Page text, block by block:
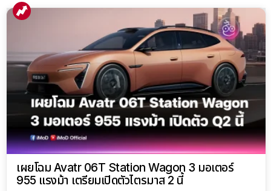
เผยโฉม Avatr 06T Station Wagon 3 มอเตอร์
955 แรงม้า เตรียมเปิดตัวไตรมาส 2 นี้